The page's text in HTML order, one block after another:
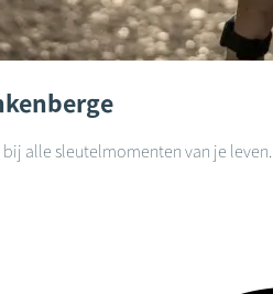
alle sleutelmomenten van je leven.